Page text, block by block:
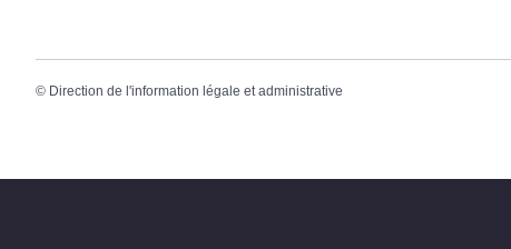
© Direction de l'information légale et administrative